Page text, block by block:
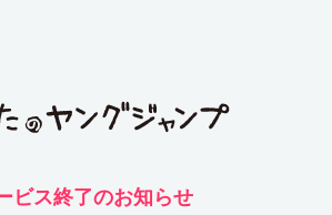
ビス終了のお知らせ